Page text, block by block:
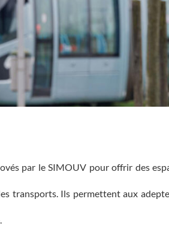
par le SIMOUV pour offrir des
transports. Ils permettent aux